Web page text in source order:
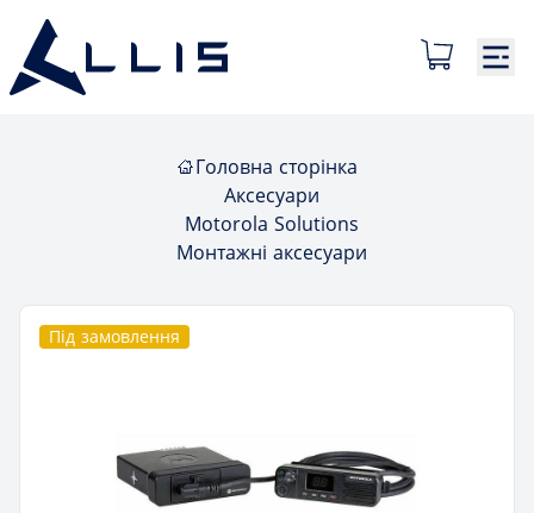
Головна сторінка
Аксесуари
Motorola Solutions
Монтажні аксесуари
Під замовлення